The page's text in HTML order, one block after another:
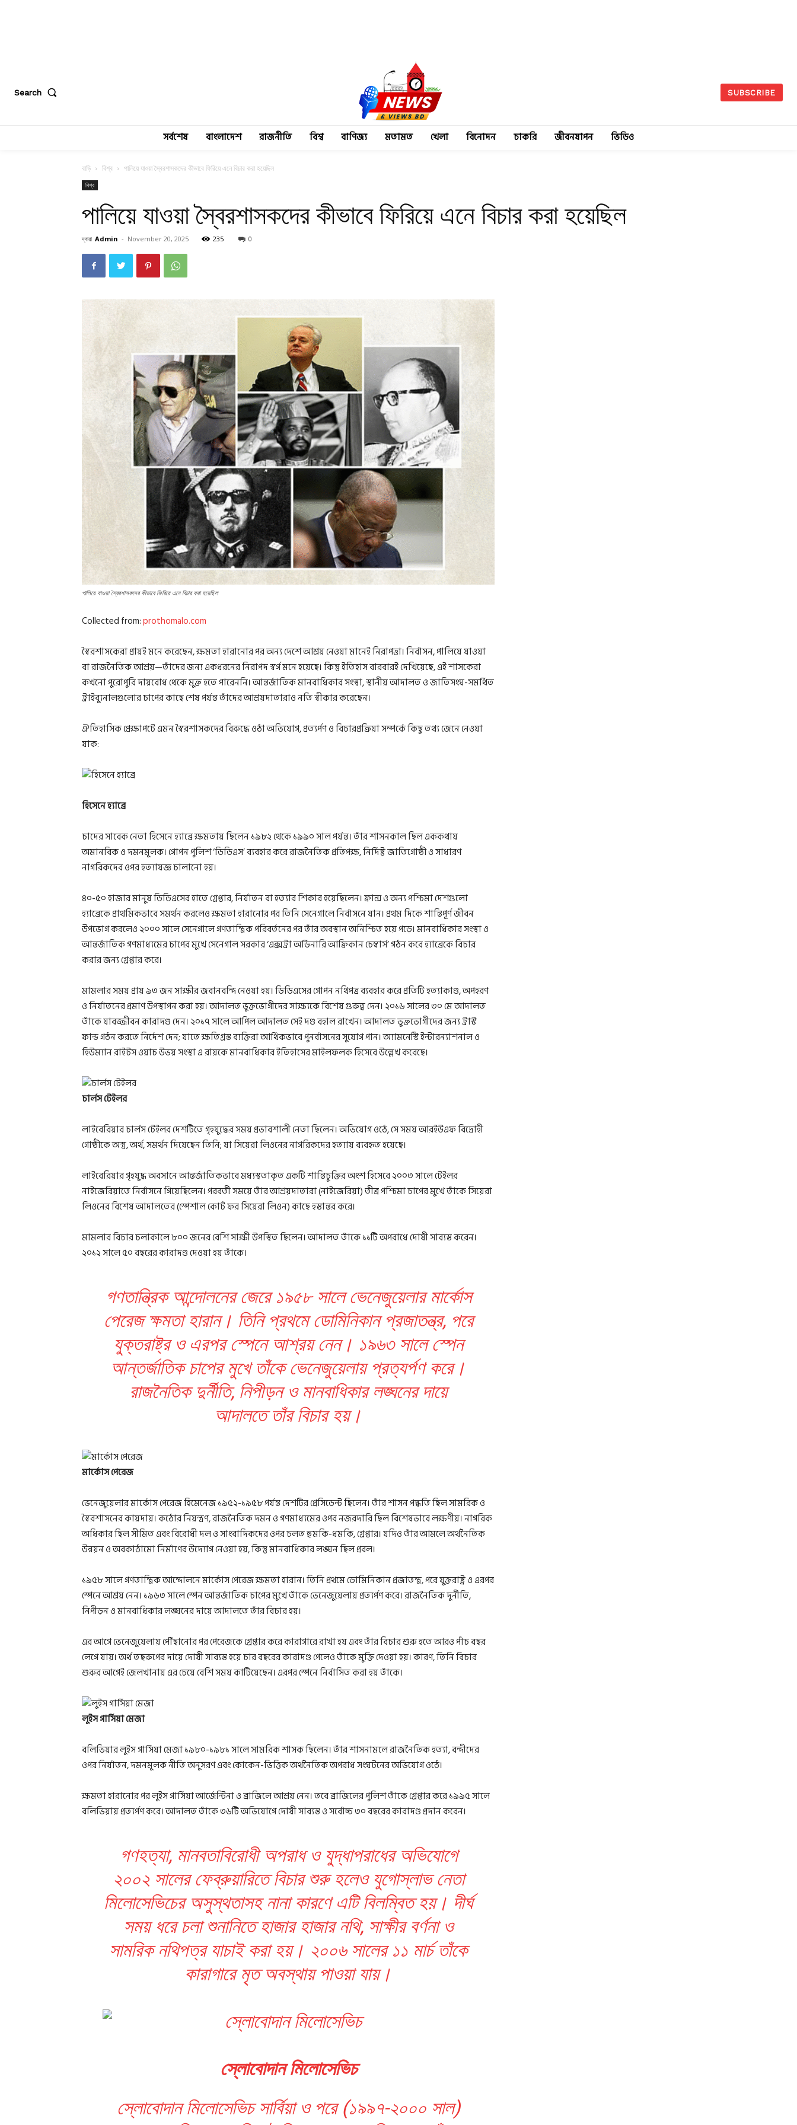
Search SUBSCRIBE
সর্বশেষ বাংলাদেশ রাজনীতি বিশ্ব বাণিজ্য মতামত খেলা বিনোদন চাকরি জীবনযাপন ভিডিও
বাড়ি বিশ্ব পালিয়ে যাওয়া স্বৈরশাসকদের কীভাবে ফিরিয়ে এনে বিচার করা হয়েছিল
বিশ্ব
পালিয়ে যাওয়া স্বৈরশাসকদের কীভাবে ফিরিয়ে এনে বিচার করা হয়েছিল
দ্বারা Admin - November 20, 2025 235 0
পালিয়ে যাওয়া স্বৈরশাসকদের কীভাবে ফিরিয়ে এনে বিচার করা হয়েছিল
Collected from:prothomalo.com
স্বৈরশাসকেরা প্রায়ই মনে করেছেন, ক্ষমতা হারানোর পর অন্য দেশে আশ্রয় নেওয়া মানেই নিরাপত্তা। নির্বাসন, পালিয়ে যাওয়া
বা রাজনৈতিক আশ্রয়—তাঁদের জন্য একধরনের নিরাপদ স্বর্গ মনে হয়েছে। কিন্তু ইতিহাস বারবারই দেখিয়েছে, এই শাসকেরা
কখনো পুরোপুরি দায়বোধ থেকে মুক্ত হতে পারেননি। আন্তর্জাতিক মানবাধিকার সংস্থা, স্থানীয় আদালত ও জাতিসংঘ-সমর্থিত
ট্রাইব্যুনালগুলোর চাপের কাছে শেষ পর্যন্ত তাঁদের আশ্রয়দাতারাও নতি স্বীকার করেছেন।
ঐতিহাসিক প্রেক্ষাপটে এমন স্বৈরশাসকদের বিরুদ্ধে ওঠা অভিযোগ, প্রত্যর্পণ ও বিচারপ্রক্রিয়া সম্পর্কে কিছু তথ্য জেনে নেওয়া
যাক:
হিসেনে হ্যাব্রে
চাদের সাবেক নেতা হিসেনে হ্যাব্রে ক্ষমতায় ছিলেন ১৯৮২ থেকে ১৯৯০ সাল পর্যন্ত। তাঁর শাসনকাল ছিল এককথায়
অমানবিক ও দমনমূলক। গোপন পুলিশ ‘ডিডিএস’ ব্যবহার করে রাজনৈতিক প্রতিপক্ষ, নির্দিষ্ট জাতিগোষ্ঠী ও সাধারণ
নাগরিকদের ওপর হত্যাযজ্ঞ চালানো হয়।
৪০-৫০ হাজার মানুষ ডিডিএসের হাতে গ্রেপ্তার, নির্যাতন বা হত্যার শিকার হয়েছিলেন। ফ্রান্স ও অন্য পশ্চিমা দেশগুলো
হ্যাব্রেকে প্রাথমিকভাবে সমর্থন করলেও ক্ষমতা হারানোর পর তিনি সেনেগালে নির্বাসনে যান। প্রথম দিকে শান্তিপূর্ণ জীবন
উপভোগ করলেও ২০০০ সালে সেনেগালে গণতান্ত্রিক পরিবর্তনের পর তাঁর অবস্থান অনিশ্চিত হয়ে পড়ে। মানবাধিকার সংস্থা ও
আন্তর্জাতিক গণমাধ্যমের চাপের মুখে সেনেগাল সরকার ‘এক্সট্রা অর্ডিনারি আফ্রিকান চেম্বার্স’ গঠন করে হ্যাব্রেকে বিচার
করার জন্য গ্রেপ্তার করে।
মামলার সময় প্রায় ৯৩ জন সাক্ষীর জবানবন্দি নেওয়া হয়। ডিডিএসের গোপন নথিপত্র ব্যবহার করে প্রতিটি হত্যাকাণ্ড, অপহরণ
ও নির্যাতনের প্রমাণ উপস্থাপন করা হয়। আদালত ভুক্তভোগীদের সাক্ষ্যকে বিশেষ গুরুত্ব দেন। ২০১৬ সালের ৩০ মে আদালত
তাঁকে যাবজ্জীবন কারাদণ্ড দেন। ২০১৭ সালে আপিল আদালত সেই দণ্ড বহাল রাখেন। আদালত ভুক্তভোগীদের জন্য ট্রাস্ট
ফান্ড গঠন করতে নির্দেশ দেন; যাতে ক্ষতিগ্রস্ত ব্যক্তিরা আর্থিকভাবে পুনর্বাসনের সুযোগ পান। অ্যামনেস্টি ইন্টারন্যাশনাল ও
হিউম্যান রাইটস ওয়াচ উভয় সংস্থা এ রায়কে মানবাধিকার ইতিহাসের মাইলফলক হিসেবে উল্লেখ করেছে।
চার্লস টেইলর
লাইবেরিয়ার চার্লস টেইলর দেশটিতে গৃহযুদ্ধের সময় প্রভাবশালী নেতা ছিলেন। অভিযোগ ওঠে, সে সময় আরইউএফ বিদ্রোহী
গোষ্ঠীকে অস্ত্র, অর্থ, সমর্থন দিয়েছেন তিনি; যা সিয়েরা লিওনের নাগরিকদের হত্যায় ব্যবহৃত হয়েছে।
লাইবেরিয়ার গৃহযুদ্ধ অবসানে আন্তর্জাতিকভাবে মধ্যস্থতাকৃত একটি শান্তিচুক্তির অংশ হিসেবে ২০০৩ সালে টেইলর
নাইজেরিয়াতে নির্বাসনে গিয়েছিলেন। পরবর্তী সময়ে তাঁর আশ্রয়দাতারা (নাইজেরিয়া) তীব্র পশ্চিমা চাপের মুখে তাঁকে সিয়েরা
লিওনের বিশেষ আদালতের (স্পেশাল কোর্ট ফর সিয়েরা লিওন) কাছে হস্তান্তর করে।
মামলার বিচার চলাকালে ৮০০ জনের বেশি সাক্ষী উপস্থিত ছিলেন। আদালত তাঁকে ১১টি অপরাধে দোষী সাব্যস্ত করেন।
২০১২ সালে ৫০ বছরের কারাদণ্ড দেওয়া হয় তাঁকে।
গণতান্ত্রিক আন্দোলনের জেরে ১৯৫৮ সালে ভেনেজুয়েলার মার্কোস
পেরেজ ক্ষমতা হারান। তিনি প্রথমে ডোমিনিকান প্রজাতন্ত্র, পরে
যুক্তরাষ্ট্র ও এরপর স্পেনে আশ্রয় নেন। ১৯৬৩ সালে স্পেন
আন্তর্জাতিক চাপের মুখে তাঁকে ভেনেজুয়েলায় প্রত্যর্পণ করে।
রাজনৈতিক দুর্নীতি, নিপীড়ন ও মানবাধিকার লঙ্ঘনের দায়ে
আদালতে তাঁর বিচার হয়।
মার্কোস পেরেজ
ভেনেজুয়েলার মার্কোস পেরেজ হিমেনেজ ১৯৫২-১৯৫৮ পর্যন্ত দেশটির প্রেসিডেন্ট ছিলেন। তাঁর শাসন পদ্ধতি ছিল সামরিক ও
স্বৈরশাসনের কায়দায়। কঠোর নিয়ন্ত্রণ, রাজনৈতিক দমন ও গণমাধ্যমের ওপর নজরদারি ছিল বিশেষভাবে লক্ষণীয়। নাগরিক
অধিকার ছিল সীমিত এবং বিরোধী দল ও সাংবাদিকদের ওপর চলত হুমকি-ধমকি, গ্রেপ্তার। যদিও তাঁর আমলে অর্থনৈতিক
উন্নয়ন ও অবকাঠামো নির্মাণের উদ্যোগ নেওয়া হয়, কিন্তু মানবাধিকার লঙ্ঘন ছিল প্রবল।
১৯৫৮ সালে গণতান্ত্রিক আন্দোলনে মার্কোস পেরেজ ক্ষমতা হারান। তিনি প্রথমে ডোমিনিকান প্রজাতন্ত্র, পরে যুক্তরাষ্ট্র ও এরপর
স্পেনে আশ্রয় নেন। ১৯৬৩ সালে স্পেন আন্তর্জাতিক চাপের মুখে তাঁকে ভেনেজুয়েলায় প্রত্যর্পণ করে। রাজনৈতিক দুর্নীতি,
নিপীড়ন ও মানবাধিকার লঙ্ঘনের দায়ে আদালতে তাঁর বিচার হয়।
এর আগে ভেনেজুয়েলায় পৌঁছানোর পর পেরেজকে গ্রেপ্তার করে কারাগারে রাখা হয় এবং তাঁর বিচার শুরু হতে আরও পাঁচ বছর
লেগে যায়। অর্থ তছরুপের দায়ে দোষী সাব্যস্ত হয়ে চার বছরের কারাদণ্ড পেলেও তাঁকে মুক্তি দেওয়া হয়। কারণ, তিনি বিচার
শুরুর আগেই জেলখানায় এর চেয়ে বেশি সময় কাটিয়েছেন। এরপর স্পেনে নির্বাসিত করা হয় তাঁকে।
লুইস গার্সিয়া মেজা
বলিভিয়ার লুইস গার্সিয়া মেজা ১৯৮০-১৯৮১ সালে সামরিক শাসক ছিলেন। তাঁর শাসনামলে রাজনৈতিক হত্যা, বন্দীদের
ওপর নির্যাতন, দমনমূলক নীতি অনুসরণ এবং কোকেন-ভিত্তিক অর্থনৈতিক অপরাধ সংঘটনের অভিযোগ ওঠে।
ক্ষমতা হারানোর পর লুইস গার্সিয়া আর্জেন্টিনা ও ব্রাজিলে আশ্রয় নেন। তবে ব্রাজিলের পুলিশ তাঁকে গ্রেপ্তার করে ১৯৯৫ সালে
বলিভিয়ায় প্রত্যর্পণ করে। আদালত তাঁকে ৩৬টি অভিযোগে দোষী সাব্যস্ত ও সর্বোচ্চ ৩০ বছরের কারাদণ্ড প্রদান করেন।
গণহত্যা, মানবতাবিরোধী অপরাধ ও যুদ্ধাপরাধের অভিযোগে
২০০২ সালের ফেব্রুয়ারিতে বিচার শুরু হলেও যুগোস্লাভ নেতা
মিলোসেভিচের অসুস্থতাসহ নানা কারণে এটি বিলম্বিত হয়। দীর্ঘ
সময় ধরে চলা শুনানিতে হাজার হাজার নথি, সাক্ষীর বর্ণনা ও
সামরিক নথিপত্র যাচাই করা হয়। ২০০৬ সালের ১১ মার্চ তাঁকে
কারাগারে মৃত অবস্থায় পাওয়া যায়।
স্লোবোদান মিলোসেভিচ
স্লোবোদান মিলোসেভিচ সার্বিয়া ও পরে (১৯৯৭-২০০০ সাল)